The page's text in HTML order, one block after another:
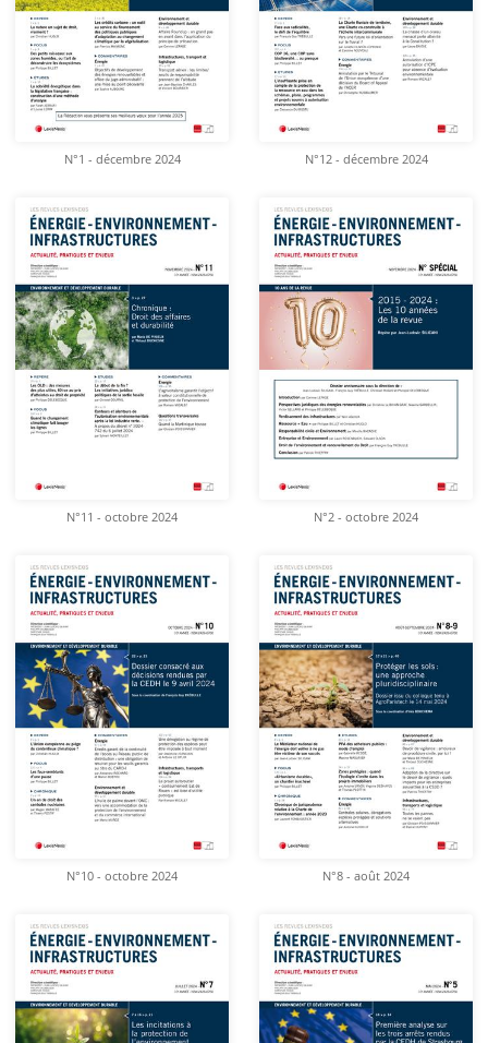
N°1 - décembre 2024 N°12 - décembre 2024
N°11 - octobre 2024 N°2 - octobre 2024
N°10 - octobre 2024 N°8 - août 2024